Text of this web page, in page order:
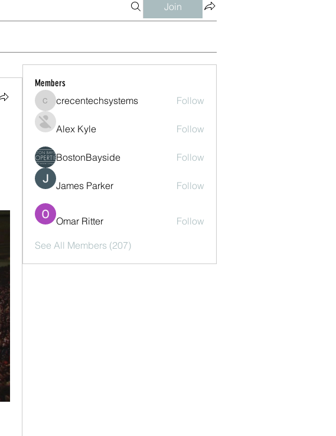
Join
Members
crecentechsystems
crecentechsystems Follow
Alex Kyle Follow
BostonBayside Follow
James Parker Follow
Omar Ritter Follow
See All Members (207)